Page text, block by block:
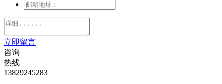
立即留言
咨询
热线
13829245283